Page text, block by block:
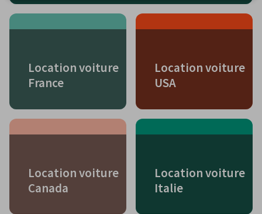
Location voiture
France
Location voiture
USA
Location voiture
Canada
Location voiture
Italie